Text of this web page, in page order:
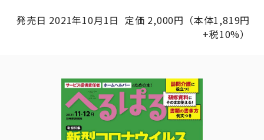
発売日 2021年10月1日 定価 2,000円（本体1,819円
+税10%）